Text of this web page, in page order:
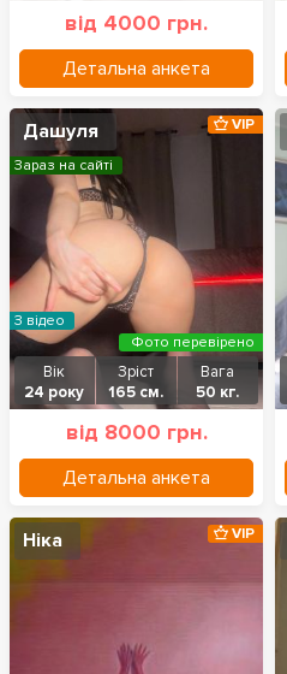
від 4000 грн.
Детальна анкета
Дашуля
Вік
24 року
Зріст
165 см.
Вага
50 кг.
від 8000 грн.
Детальна анкета
VIP
Зараз на сайті
З відео
Фото перевірено
Ніка VIP